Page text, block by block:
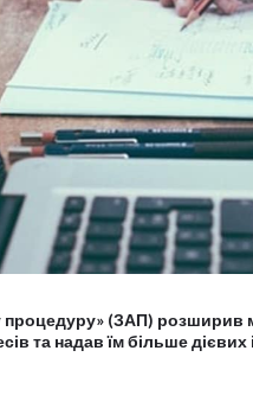
(ЗАП) розширив
та надав їм більше